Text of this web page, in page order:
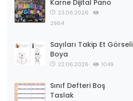
Karne Dijital Pano
23.06.2026
2964
Sayıları Takip Et Görseli
Boya
22.06.2026 1049
Sınıf Defteri Boş
Taslak